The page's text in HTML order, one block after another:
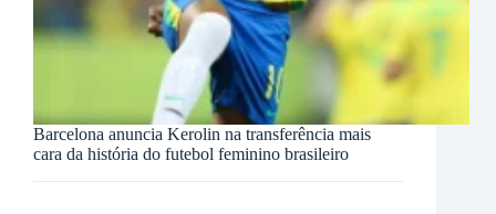
Barcelona anuncia Kerolin na transferência mais
cara da história do futebol feminino brasileiro